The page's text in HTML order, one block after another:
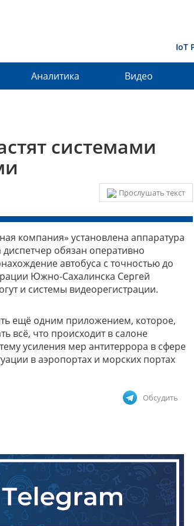
IoT
Аналитика Видео
системами
Прослушать текст
компания» установлена аппаратура
обязан оперативно
автобуса с точностью до
Южно-Сахалинска Сергей
и системы видеорегистрации.
ещё одним приложением, которое,
всё, что происходит в салоне
усиления мер антитеррора в сфере
в аэропортах и морских портах
Обсудить